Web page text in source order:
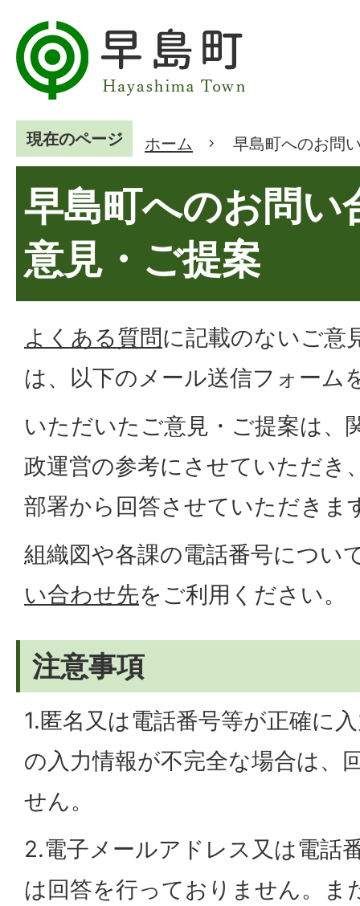
現在のページ ホーム 早島町へのお問
早島町へのお問い
意見・ご提案
よくある質問に記載のないご意
は、以下のメール送信フォーム
いただいたご意見・ご提案は、
政運営の参考にさせていただき
部署から回答させていただきま
組織図や各課の電話番号につい
い合わせ先をご利用ください。
注意事項
1.匿名又は電話番号等が正確に
の入力情報が不完全な場合は、
せん。
2.電子メールアドレス又は電話
は回答を行っておりません。ま